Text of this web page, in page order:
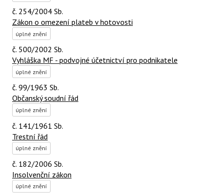
č. 254/2004 Sb.
Zákon o omezení plateb v hotovosti
úplné znění
č. 500/2002 Sb.
Vyhláška MF - podvojné účetnictví pro podnikatele
úplné znění
č. 99/1963 Sb.
Občanský soudní řád
úplné znění
č. 141/1961 Sb.
Trestní řád
úplné znění
č. 182/2006 Sb.
Insolvenční zákon
úplné znění